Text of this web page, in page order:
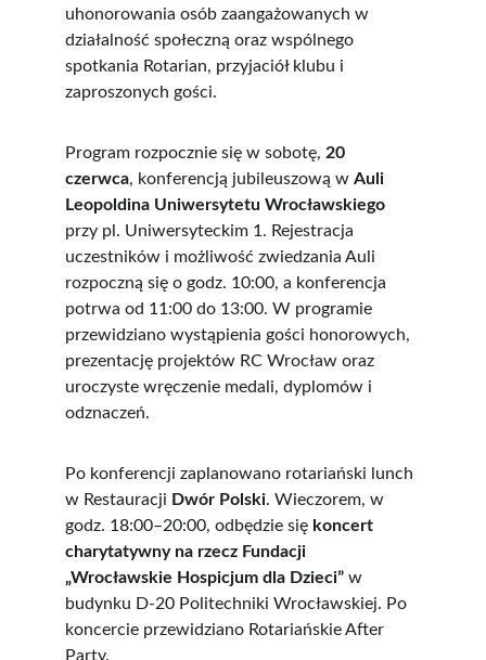
uhonorowania osób zaangażowanych w
działalność społeczną oraz wspólnego
spotkania Rotarian, przyjaciół klubu i
zaproszonych gości.
Program rozpocznie się w sobotę, 20
czerwca, konferencją jubileuszową w Auli
Leopoldina Uniwersytetu Wrocławskiego
przy pl. Uniwersyteckim 1. Rejestracja
uczestników i możliwość zwiedzania Auli
rozpoczną się o godz. 10:00, a konferencja
potrwa od 11:00 do 13:00. W programie
przewidziano wystąpienia gości honorowych,
prezentację projektów RC Wrocław oraz
uroczyste wręczenie medali, dyplomów i
odznaczeń.
Po konferencji zaplanowano rotariański lunch
w Restauracji Dwór Polski. Wieczorem, w
godz. 18:00–20:00, odbędzie się koncert
charytatywny na rzecz Fundacji
„Wrocławskie Hospicjum dla Dzieci” w
budynku D-20 Politechniki Wrocławskiej. Po
koncercie przewidziano Rotariańskie After
Party.